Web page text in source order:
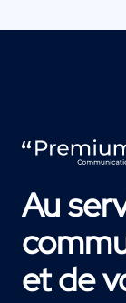
Au
et de